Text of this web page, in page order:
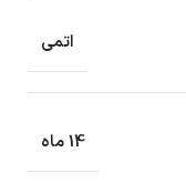
اتمی
14 ماه